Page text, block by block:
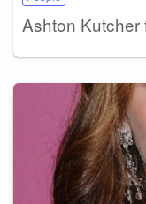
Ashton Kutcher